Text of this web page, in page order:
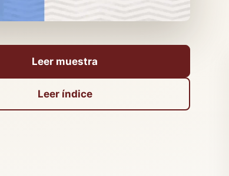
Leer muestra
Leer índice